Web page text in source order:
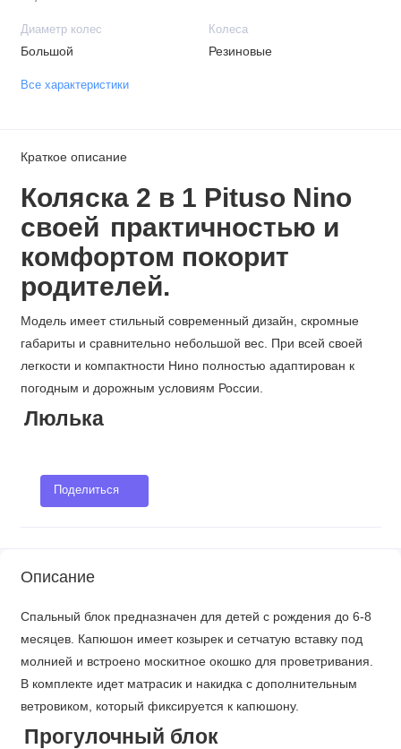
Диаметр колес
Большой
Колеса
Резиновые
Все характеристики
Краткое описание
Коляска 2 в 1 Pituso Nino
своей практичностью и
комфортом покорит
родителей.
Модель имеет стильный современный дизайн, скромные
габариты и сравнительно небольшой вес. При всей своей
легкости и компактности Нино полностью адаптирован к
погодным и дорожным условиям России.
Люлька
Поделиться
Описание
Спальный блок предназначен для детей с рождения до 6-8
месяцев. Капюшон имеет козырек и сетчатую вставку под
молнией и встроено москитное окошко для проветривания.
В комплекте идет матрасик и накидка с дополнительным
ветровиком, который фиксируется к капюшону.
Прогулочный блок